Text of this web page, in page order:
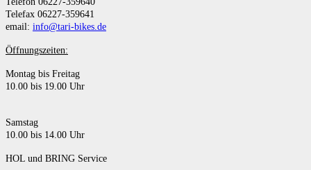
Telefax 06227-359641
email: info@tari-bikes.de
Öffnungszeiten:
Montag bis Freitag
10.00 bis 19.00 Uhr
Samstag
10.00 bis 14.00 Uhr
HOL und BRING Service